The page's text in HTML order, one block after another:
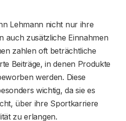
Lehmann nicht nur ihre
auch zusätzliche Einnahmen
zahlen oft beträchtliche
Beiträge, in denen Produkte
werden. Diese
wichtig, da sie es
über ihre Sportkarriere
zu erlangen.